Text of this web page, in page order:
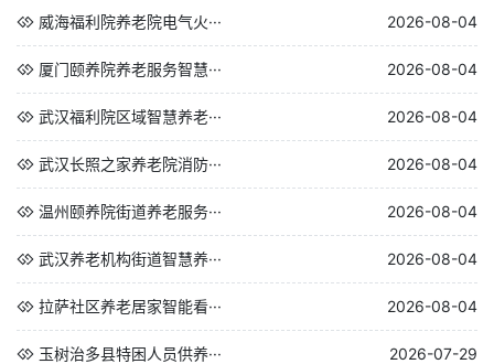
威海福利院养老院电气火··· 2026-08-04
厦门颐养院养老服务智慧··· 2026-08-04
武汉福利院区域智慧养老··· 2026-08-04
武汉长照之家养老院消防··· 2026-08-04
温州颐养院街道养老服务··· 2026-08-04
武汉养老机构街道智慧养··· 2026-08-04
拉萨社区养老居家智能看··· 2026-08-04
玉树治多县特困人员供养··· 2026-07-29